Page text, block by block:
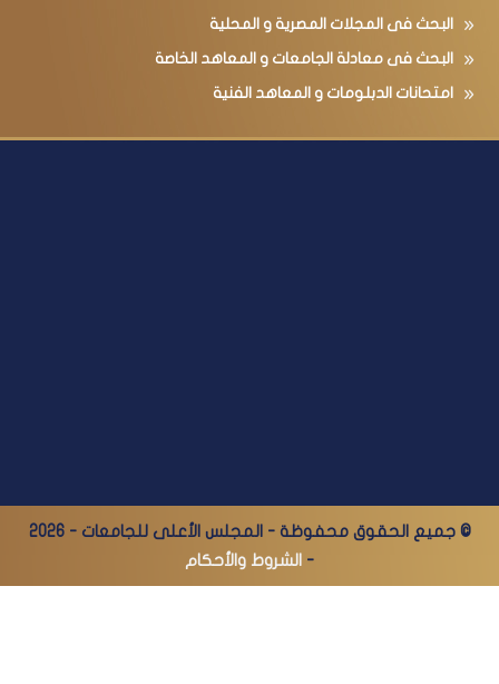
البحث فى المجلات المصرية و المحلية
البحث فى معادلة الجامعات و المعاهد الخاصة
امتحانات الدبلومات و المعاهد الفنية
© جميع الحقوق محفوظة - المجلس الأعلى للجامعات - 2026
- الشروط والأحكام